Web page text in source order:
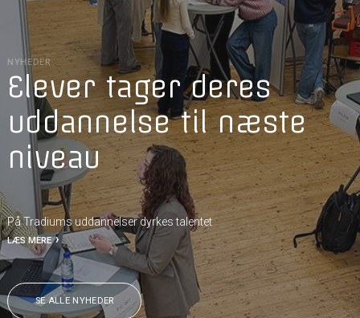
NYHEDER
Elever tager deres
uddannelse til næste
niveau
På Tradiums uddannelser dyrkes talentet
LÆS MERE
SE ALLE NYHEDER